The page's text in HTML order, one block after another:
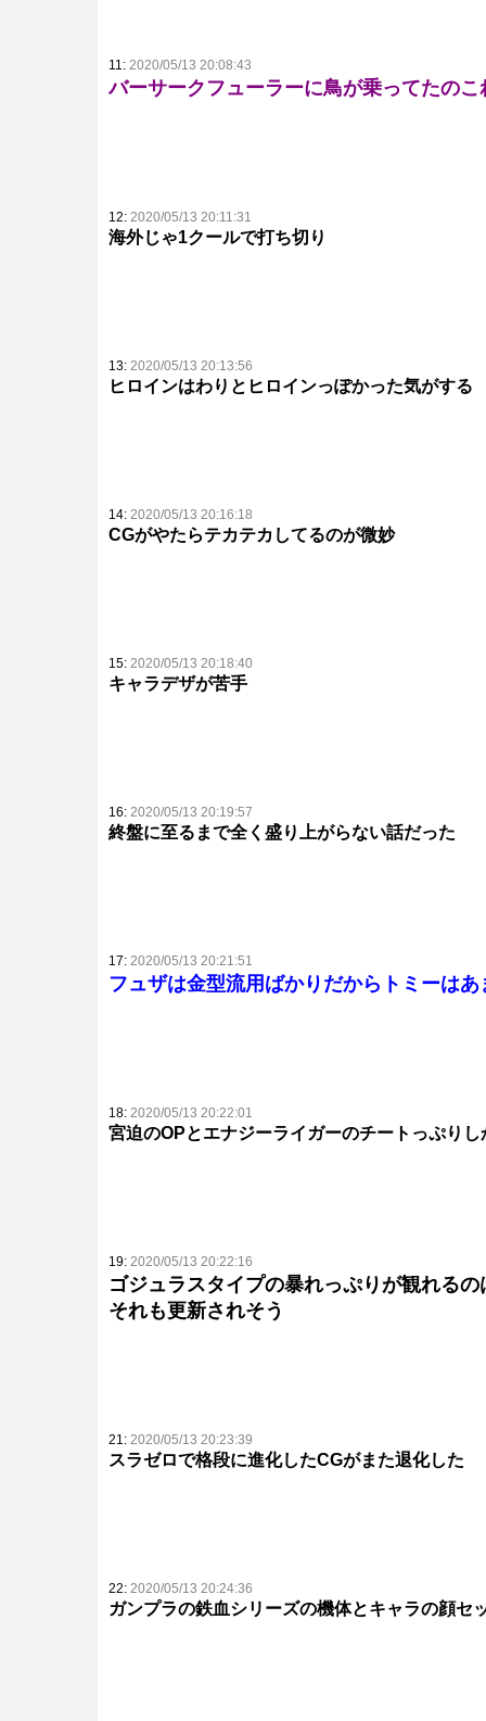
11: 2020/05/13 20:08:43
バーサークフューラーに鳥が乗ってたのこ
12: 2020/05/13 20:11:31
海外じゃ1クールで打ち切り
13: 2020/05/13 20:13:56
ヒロインはわりとヒロインっぽかった気がする
14: 2020/05/13 20:16:18
CGがやたらテカテカしてるのが微妙
15: 2020/05/13 20:18:40
キャラデザが苦手
16: 2020/05/13 20:19:57
終盤に至るまで全く盛り上がらない話だった
17: 2020/05/13 20:21:51
フュザは金型流用ばかりだからトミーは
18: 2020/05/13 20:22:01
宮迫のOPとエナジーライガーのチートっぷりし
19: 2020/05/13 20:22:16
ゴジュラスタイプの暴れっぷりが観れる
それも更新されそう
21: 2020/05/13 20:23:39
スラゼロで格段に進化したCGがまた退化した
22: 2020/05/13 20:24:36
ガンプラの鉄血シリーズの機体とキャラの顔セ